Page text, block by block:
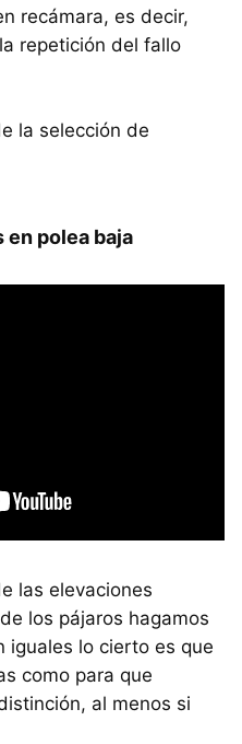
recámara, es decir,
repetición del fallo
la selección de
polea baja
las elevaciones
los pájaros hagamos
iguales lo cierto es que
como para que
al menos si